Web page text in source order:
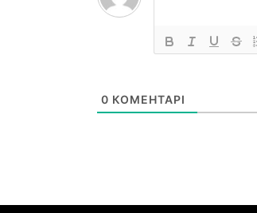
0 КОМЕНТАРІ